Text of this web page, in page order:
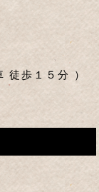
徒歩１５分 ）